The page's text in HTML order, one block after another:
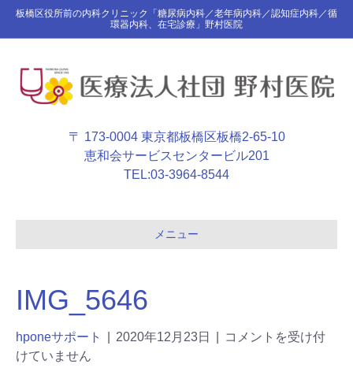
板橋区役所前の内科クリニック「糖尿病内科／老年病内科／認知症内科／循
環器内科、在宅診療」野村医院
〒 173-0004 東京都板橋区板橋2-65-10
恵和会サービスセンタービル201
TEL:03-3964-8544
メニュー
IMG_5646
hponeサポート 2020年12月23日
コメントを受け付
けていません